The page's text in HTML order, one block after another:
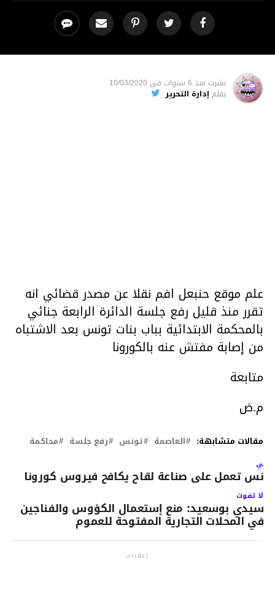
نشرت منذ 6 سنوات فى 10/03/2020
بقلم إدارة التحرير
علم موقع حنبعل افم نقلا عن مصدر قضائي انه
تقرر منذ قليل رفع جلسة الدائرة الرابعة جنائي
بالمحكمة الابتدائية بباب بنات تونس بعد الاشتباه
من إصابة مفتش عنه بالكورونا
متابعة
م.ض
مقالات متشابهة: العاصمة تونس رفع جلسة محاكمة
تعمل على صناعة لقاح يكافح فيروس كورونا
لا تفوت
سيدي بوسعيد: منع إستعمال الكؤوس والفناجين
في المحلات التجارية المفتوحة للعموم
إعلانات